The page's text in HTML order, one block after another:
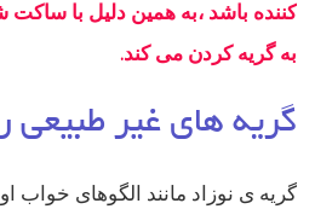
کننده باشد ،به همین دلیل با
به گریه کردن می کند.
گریه های غیر طبیعی
گریه ی نوزاد مانند الگوهای خواب